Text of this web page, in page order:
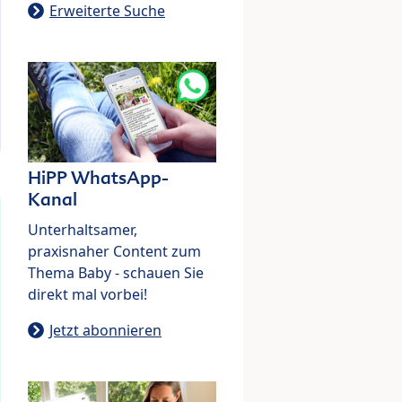
Erweiterte Suche
HiPP WhatsApp-
Kanal
Unterhaltsamer,
praxisnaher Content zum
Thema Baby - schauen Sie
direkt mal vorbei!
Jetzt abonnieren